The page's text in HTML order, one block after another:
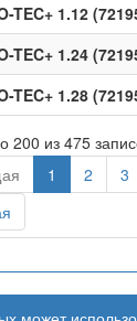
TEC+ 1.12
TEC+ 1.24
TEC+ 1.28
200 из 475
1 2
3